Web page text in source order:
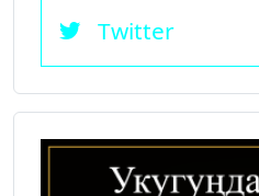
Twitter